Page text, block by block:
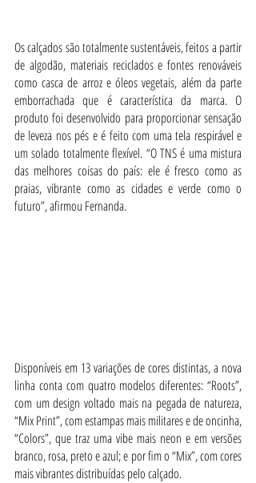
Os calçados são totalmente sustentáveis, feitos a partir
de algodão, materiais reciclados e fontes renováveis
como casca de arroz e óleos vegetais, além da parte
emborrachada que é característica da marca. O
produto foi desenvolvido para proporcionar sensação
de leveza nos pés e é feito com uma tela respirável e
um solado totalmente flexível. “O TNS é uma mistura
das melhores coisas do país: ele é fresco como as
praias, vibrante como as cidades e verde como o
futuro”, afirmou Fernanda.
Disponíveis em 13 variações de cores distintas, a nova
linha conta com quatro modelos diferentes: “Roots”,
com um design voltado mais na pegada de natureza,
“Mix Print”, com estampas mais militares e de oncinha,
“Colors”, que traz uma vibe mais neon e em versões
branco, rosa, preto e azul; e por fim o “Mix”, com cores
mais vibrantes distribuídas pelo calçado.